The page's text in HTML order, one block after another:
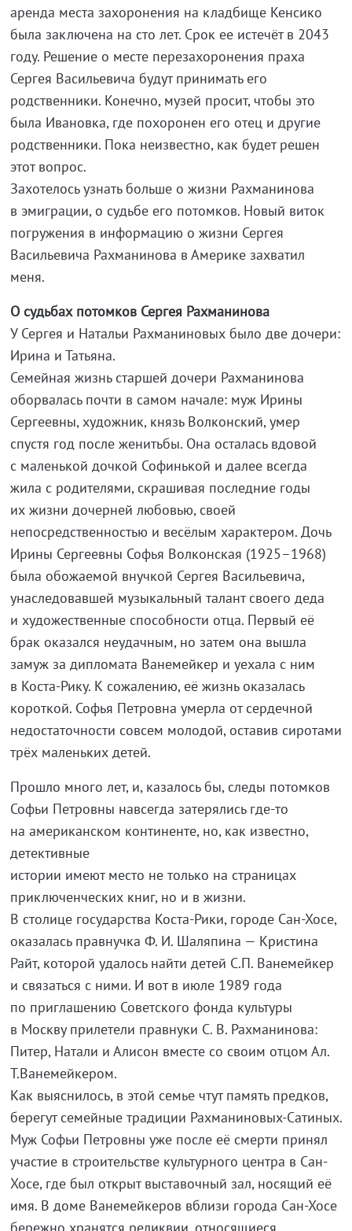
аренда места захоронения на кладбище Кенсико
была заключена на сто лет. Срок ее истечёт в 2043
году. Решение о месте перезахоронения праха
Сергея Васильевича будут принимать его
родственники. Конечно, музей просит, чтобы это
была Ивановка, где похоронен его отец и другие
родственники. Пока неизвестно, как будет решен
этот вопрос.
Захотелось узнать больше о жизни Рахманинова
в эмиграции, о судьбе его потомков. Новый виток
погружения в информацию о жизни Сергея
Васильевича Рахманинова в Америке захватил
меня.
О судьбах потомков Сергея Рахманинова
У Сергея и Натальи Рахманиновых было две дочери:
Ирина и Татьяна.
Семейная жизнь старшей дочери Рахманинова
оборвалась почти в самом начале: муж Ирины
Сергеевны, художник, князь Волконский, умер
спустя год после женитьбы. Она осталась вдовой
с маленькой дочкой Софинькой и далее всегда
жила с родителями, скрашивая последние годы
их жизни дочерней любовью, своей
непосредственностью и весёлым характером. Дочь
Ирины Сергеевны Софья Волконская (1925–1968)
была обожаемой внучкой Сергея Васильевича,
унаследовавшей музыкальный талант своего деда
и художественные способности отца. Первый её
брак оказался неудачным, но затем она вышла
замуж за дипломата Ванемейкер и уехала с ним
в Коста-Рику. К сожалению, её жизнь оказалась
короткой. Софья Петровна умерла от сердечной
недостаточности совсем молодой, оставив сиротами
трёх маленьких детей.
Прошло много лет, и, казалось бы, следы потомков
Софьи Петровны навсегда затерялись где-то
на американском континенте, но, как известно,
детективные
истории имеют место не только на страницах
приключенческих книг, но и в жизни.
В столице государства Коста-Рики, городе Сан-Хосе,
оказалась правнучка Ф. И. Шаляпина — Кристина
Райт, которой удалось найти детей С.П. Ванемейкер
и связаться с ними. И вот в июле 1989 года
по приглашению Советского фонда культуры
в Москву прилетели правнуки С. В. Рахманинова:
Питер, Натали и Алисон вместе со своим отцом Ал.
Т.Ванемейкером.
Как выяснилось, в этой семье чтут память предков,
берегут семейные традиции Рахманиновых-Сатиных.
Муж Софьи Петровны уже после её смерти принял
участие в строительстве культурного центра в Сан-
Хосе, где был открыт выставочный зал, носящий её
имя. В доме Ванемейкеров вблизи города Сан-Хосе
бережно хранятся реликвии, относящиеся